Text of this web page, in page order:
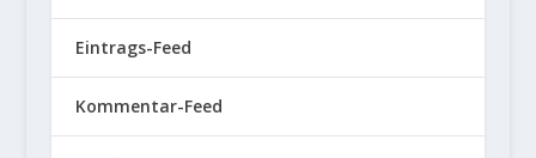
Eintrags-Feed
Kommentar-Feed